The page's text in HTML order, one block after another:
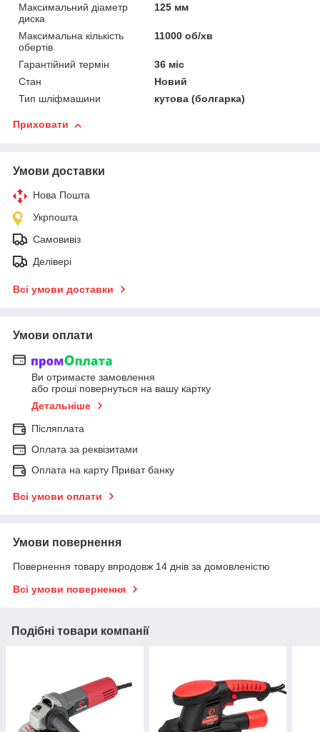
Максимальний діаметр
диска
125 мм
Максимальна кількість
обертів
11000 об/хв
Гарантійний термін
36 міс
Стан
Новий
Тип шліфмашини
кутова (болгарка)
Приховати
Умови доставки
Нова Пошта
Укрпошта
Самовивіз
Делівері
Всі умови доставки
Умови оплати
Ви отримаєте замовлення
або гроші повернуться на вашу картку
Детальніше
Післяплата
Оплата за реквізитами
Оплата на карту Приват банку
Всі умови оплати
Умови повернення
Повернення товару впродовж 14 днів за домовленістю
Всі умови повернення
Подібні товари компанії